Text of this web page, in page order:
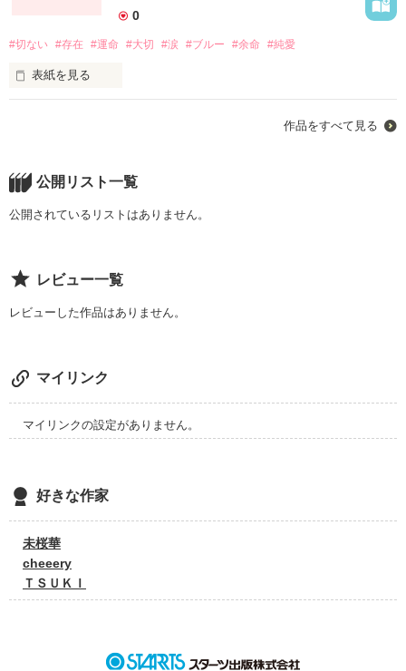
0
#切ない #存在 #運命 #大切 #涙 #ブルー #余命 #純愛
表紙を見る
あいつを助けてやって
私なんかどうなってもいい
神様は運命を決められるけど
私たち人間には
“運命”っていうのは
過酷なものでしかない
作品をすべて見る
公開リスト一覧
公開されているリストはありません。
レビュー一覧
レビューした作品はありません。
マイリンク
マイリンクの設定がありません。
好きな作家
未桜華
cheeery
ＴＳＵＫＩ